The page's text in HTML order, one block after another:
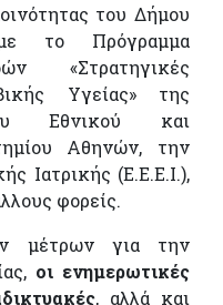
του Δήμου
τo Πρόγραμμα
«Στρατηγικές
Υγείας» της
Εθνικού και
Αθηνών, την
Ιατρικής (E.E.E.I.),
φορείς.
μέτρων για την
οι ενημερωτικές
, αλλά και